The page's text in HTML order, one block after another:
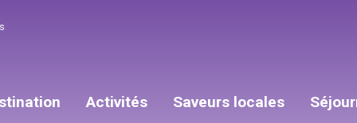
Activités Saveurs locales